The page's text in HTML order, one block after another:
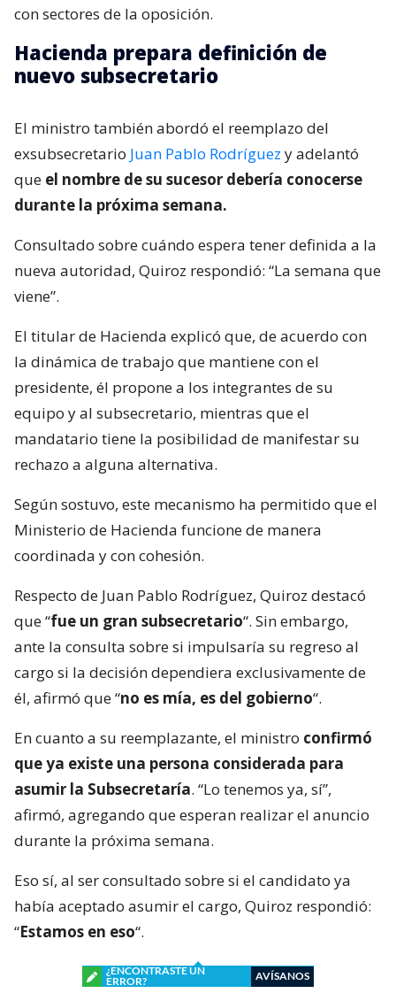
con sectores de la oposición.
Hacienda prepara definición de
nuevo subsecretario
El ministro también abordó el reemplazo del
exsubsecretario Juan Pablo Rodríguez y adelantó
que el nombre de su sucesor debería conocerse
durante la próxima semana.
Consultado sobre cuándo espera tener definida a la
nueva autoridad, Quiroz respondió: “La semana que
viene”.
El titular de Hacienda explicó que, de acuerdo con
la dinámica de trabajo que mantiene con el
presidente, él propone a los integrantes de su
equipo y al subsecretario, mientras que el
mandatario tiene la posibilidad de manifestar su
rechazo a alguna alternativa.
Según sostuvo, este mecanismo ha permitido que el
Ministerio de Hacienda funcione de manera
coordinada y con cohesión.
Respecto de Juan Pablo Rodríguez, Quiroz destacó
que “fue un gran subsecretario“. Sin embargo,
ante la consulta sobre si impulsaría su regreso al
cargo si la decisión dependiera exclusivamente de
él, afirmó que “no es mía, es del gobierno“.
En cuanto a su reemplazante, el ministro confirmó
que ya existe una persona considerada para
asumir la Subsecretaría. “Lo tenemos ya, sí”,
afirmó, agregando que esperan realizar el anuncio
durante la próxima semana.
Eso sí, al ser consultado sobre si el candidato ya
había aceptado asumir el cargo, Quiroz respondió:
“Estamos en eso“.
¿ENCONTRASTE UN
ERROR?
AVÍSANOS